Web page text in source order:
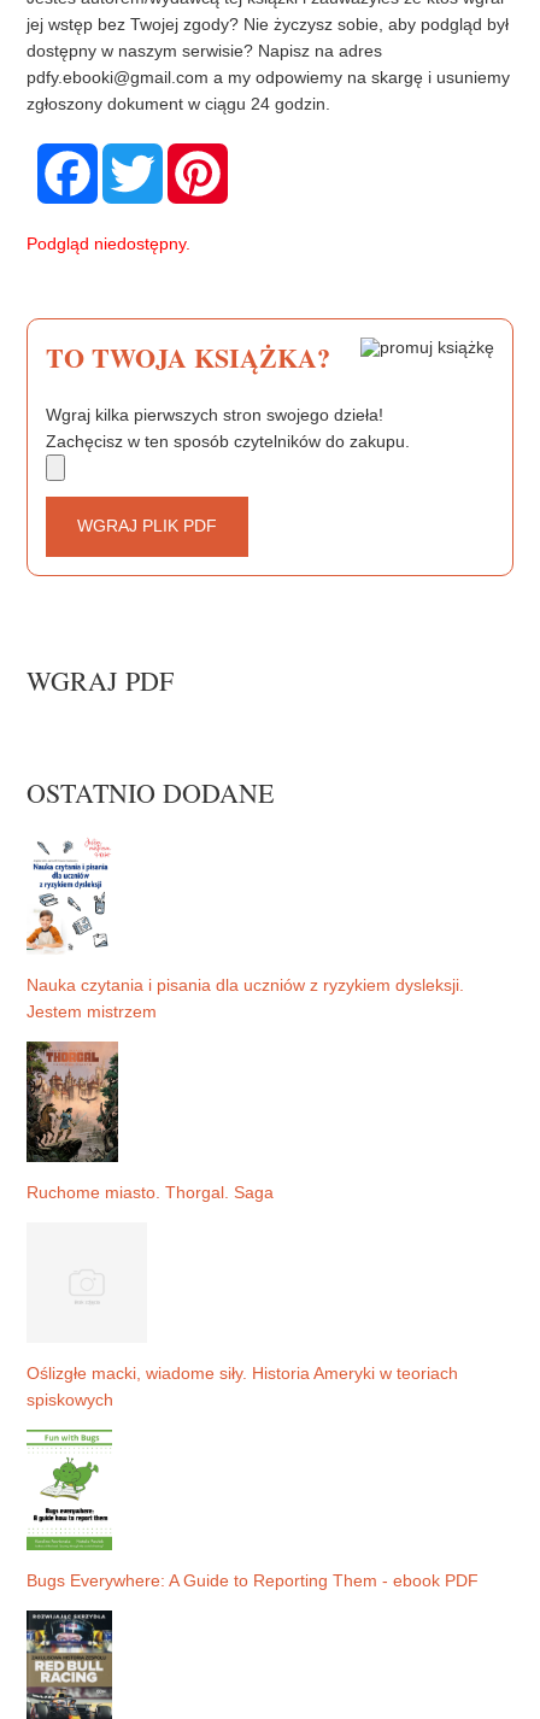
jej wstęp bez Twojej zgody? Nie życzysz sobie, aby podgląd był
dostępny w naszym serwisie? Napisz na adres
pdfy.ebooki@gmail.com a my odpowiemy na skargę i usuniemy
zgłoszony dokument w ciągu 24 godzin.
F
o
T
w
e
Podgląd niedostępny.
TO TWOJA KSIĄŻKA?
Wgraj kilka pierwszych stron swojego dzieła!
Zachęcisz w ten sposób czytelników do zakupu.
WGRAJ PLIK PDF
WGRAJ PDF
OSTATNIO DODANE
Nauka czytania i pisania dla uczniów z ryzykiem dysleksji.
Jestem mistrzem
Ruchome miasto. Thorgal. Saga
Oślizgłe macki, wiadome siły. Historia Ameryki w teoriach
spiskowych
Bugs Everywhere: A Guide to Reporting Them - ebook PDF